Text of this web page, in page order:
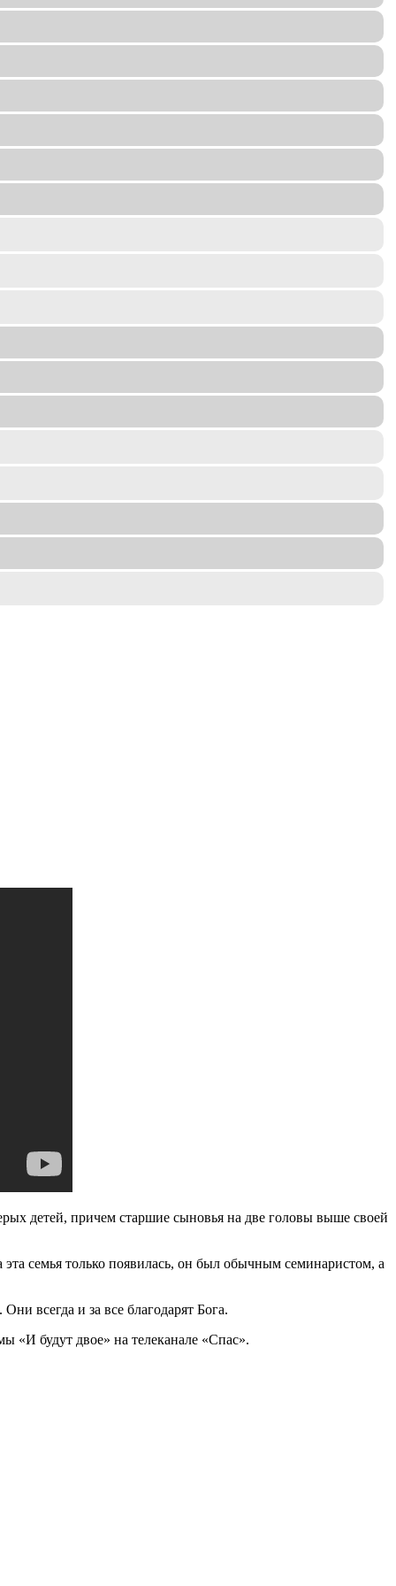
детей, причем старшие сыновья на две головы выше своей
семья только появилась, он был обычным семинаристом, а
всегда и за все благодарят Бога.
«И будут двое» на телеканале «Спас».